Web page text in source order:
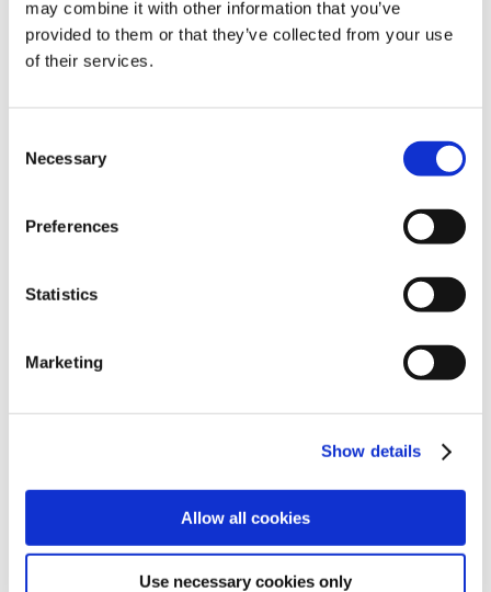
may combine it with other information that you’ve
provided to them or that they’ve collected from your use
of their services.
Selection
Necessary
Preferences
Statistics
Marketing
Show details
Allow all cookies
Use necessary cookies only
お届け開始日：
バイオハザード30周年 メインアートメタルブックマーカ
ー クリス